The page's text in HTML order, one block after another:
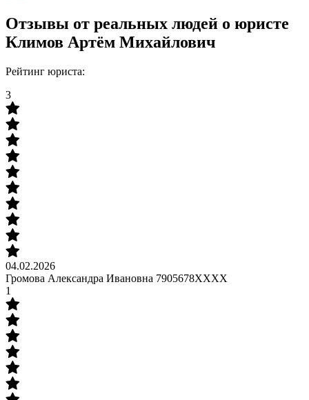
Отзывы от реальных людей о юристе
Климов Артём Михайлович
Рейтинг юриста:
3
04.02.2026
Громова Александра Ивановна 7905678XXXX
1